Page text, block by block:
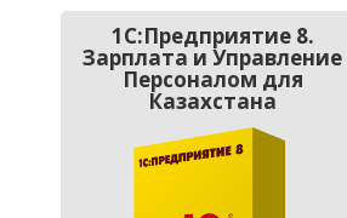
1С:Предприятие 8.
Зарплата и Управление
Персоналом для
Казахстана